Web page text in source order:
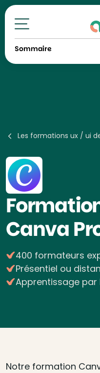
Toutes nos
Sommaire
Les formations ux / ui
Canva
400 formateurs
Présentiel ou
Apprentissage
Notre formation